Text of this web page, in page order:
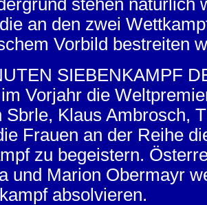
stehen natürlich
an den zwei
Vorbild bestreiten
SIEBENKAMPF
Vorjahr die
Sbrle, Klaus Ambrosch,
Frauen an der Reihe
zu begeistern.
und Marion Obermayr
absolvieren.